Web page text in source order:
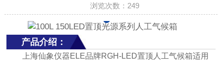
浏览次数： 249
产品介绍：
上海仙象仪器ELE品牌RGH-LED置顶人工气候箱适用